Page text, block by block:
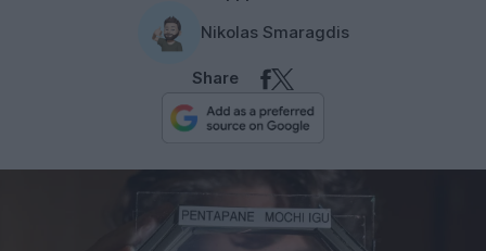
Nikolas Smaragdis
Share